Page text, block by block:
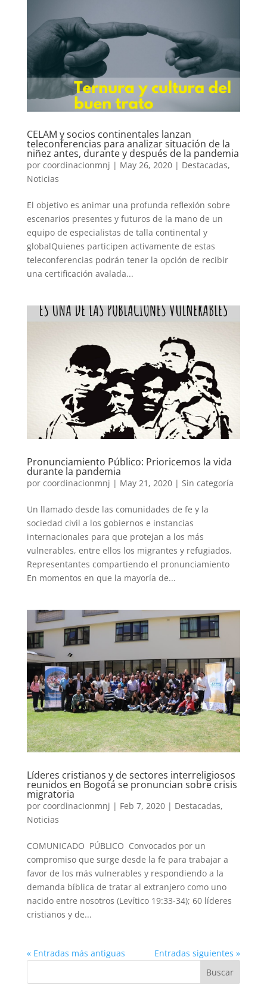
CELAM y socios continentales lanzan
teleconferencias para analizar situación de la
niñez antes, durante y después de la pandemia
por coordinacionmnj | May 26, 2020| Destacadas,
Noticias
El objetivo es animar una profunda reflexión sobre
escenarios presentes y futuros de la mano de un
equipo de especialistas de talla continental y
globalQuienes participen activamente de estas
teleconferencias podrán tener la opción de recibir
una certificación avalada...
Pronunciamiento Público: Prioricemos la vida
durante la pandemia
por coordinacionmnj | May 21, 2020| Sin categoría
Un llamado desde las comunidades de fe y la
sociedad civil a los gobiernos e instancias
internacionales para que protejan a los más
vulnerables, entre ellos los migrantes y refugiados.
Representantes compartiendo el pronunciamiento
En momentos en que la mayoría de...
Líderes cristianos y de sectores interreligiosos
reunidos en Bogotá se pronuncian sobre crisis
migratoria
por coordinacionmnj | Feb 7, 2020| Destacadas,
Noticias
COMUNICADO PÚBLICO Convocados por un
compromiso que surge desde la fe para trabajar a
favor de los más vulnerables y respondiendo a la
demanda bíblica de tratar al extranjero como uno
nacido entre nosotros (Levítico 19:33-34); 60 líderes
cristianos y de...
« Entradas más antiguas Entradas siguientes »